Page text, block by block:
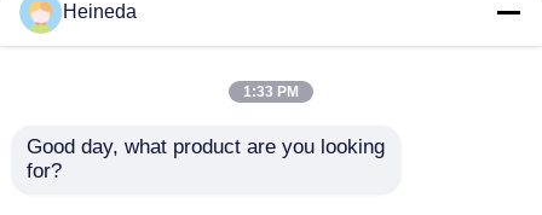
উদ্ধৃতির জন্য আবেদন
1200mm X 800mm X
Heineda
1:33 PM
Good day, what product are you looking
for?